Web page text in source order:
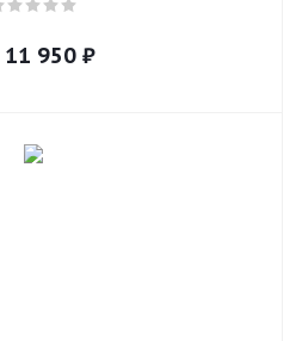
11 950₽